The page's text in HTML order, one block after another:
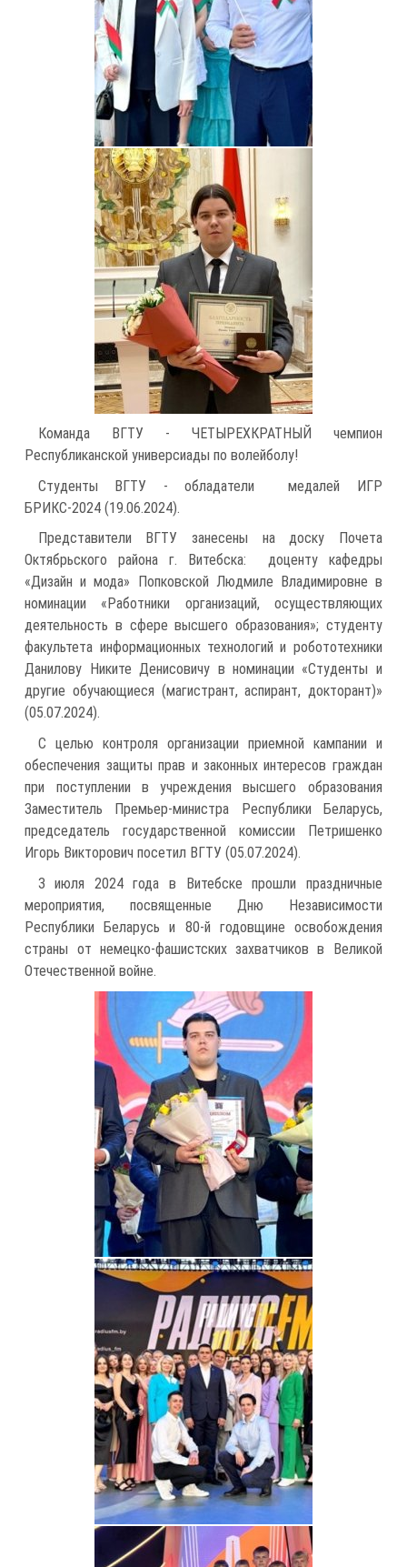
Команда ВГТУ - ЧЕТЫРЕХКРАТНЫЙ чемпион
Республиканской универсиады по волейболу!
Студенты ВГТУ - обладатели медалей ИГР
БРИКС-2024 (19.06.2024).
Представители ВГТУ занесены на доску Почета
Октябрьского района г. Витебска: доценту кафедры
«Дизайн и мода» Попковской Людмиле Владимировне в
номинации «Работники организаций, осуществляющих
деятельность в сфере высшего образования»; студенту
факультета информационных технологий и робототехники
Данилову Никите Денисовичу в номинации «Студенты и
другие обучающиеся (магистрант, аспирант, докторант)»
(05.07.2024).
С целью контроля организации приемной кампании и
обеспечения защиты прав и законных интересов граждан
при поступлении в учреждения высшего образования
Заместитель Премьер-министра Республики Беларусь,
председатель государственной комиссии Петришенко
Игорь Викторович посетил ВГТУ (05.07.2024).
3 июля 2024 года в Витебске прошли праздничные
мероприятия, посвященные Дню Независимости
Республики Беларусь и 80-й годовщине освобождения
страны от немецко-фашистских захватчиков в Великой
Отечественной войне.